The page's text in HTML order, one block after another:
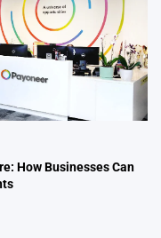
How Businesses Can